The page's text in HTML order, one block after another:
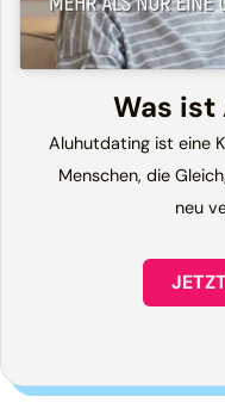
Was
Aluhutdating ist eine
Menschen, die
neu